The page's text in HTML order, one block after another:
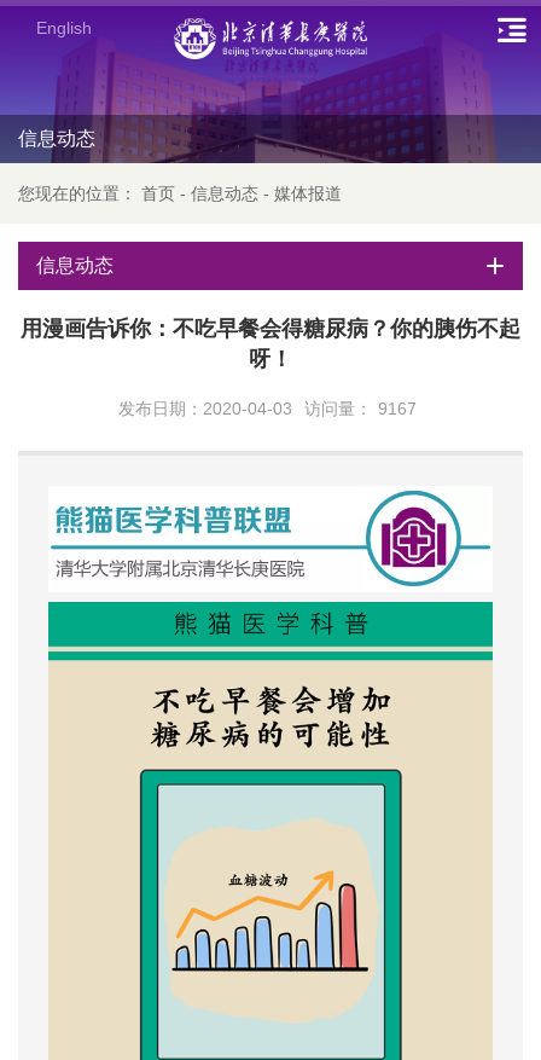
English
信息动态
您现在的位置： 首页 - 信息动态 - 媒体报道
信息动态
用漫画告诉你：不吃早餐会得糖尿病？你的胰伤不起
呀！
发布日期：2020-04-03 访问量： 9167